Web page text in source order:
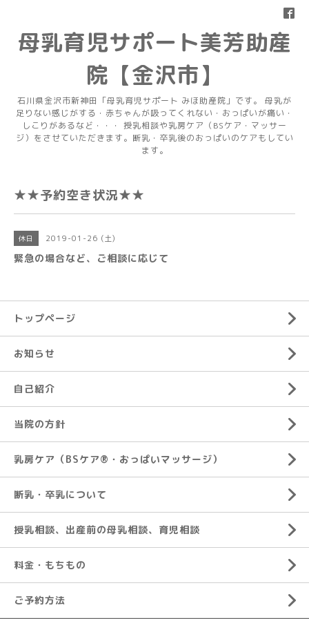
母乳育児サポート美芳助産
院【金沢市】
石川県金沢市新神田「母乳育児サポート みほ助産院」です。 母乳が
足りない感じがする・赤ちゃんが吸ってくれない・おっぱいが痛い・
しこりがあるなど・・・ 授乳相談や乳房ケア（BSケア・マッサー
ジ）をさせていただきます。断乳・卒乳後のおっぱいのケアもしてい
ます。
★★予約空き状況★★
休日 2019-01-26 (土)
緊急の場合など、ご相談に応じて
トップページ
お知らせ
自己紹介
当院の方針
乳房ケア（BSケア®︎・おっぱいマッサージ）
断乳・卒乳について
授乳相談、出産前の母乳相談、育児相談
料金・もちもの
ご予約方法